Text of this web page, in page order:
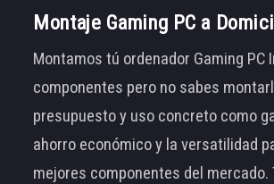
Montaje Gaming PC a
Montamos tú ordenador Gaming
componentes pero no sabes
presupuesto y uso concreto como
ahorro económico y la versatilidad
mejores componentes del